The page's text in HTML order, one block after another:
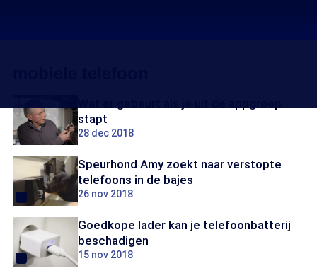
stapt
28 dec 2018
Speurhond Amy zoekt naar verstopte
telefoons in de bajes
26 nov 2018
Goedkope lader kan je telefoonbatterij
beschadigen
15 nov 2018